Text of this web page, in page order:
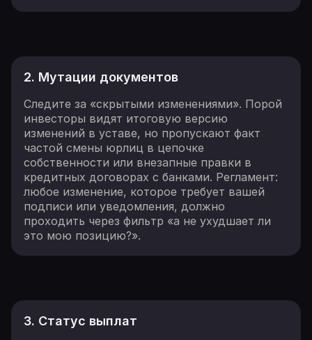
2. Мутации документов
Следите за «скрытыми изменениями». Порой
инвесторы видят итоговую версию
изменений в уставе, но пропускают факт
частой смены юрлиц в цепочке
собственности или внезапные правки в
кредитных договорах с банками. Регламент:
любое изменение, которое требует вашей
подписи или уведомления, должно
проходить через фильтр «а не ухудшает ли
это мою позицию?».
3. Статус выплат